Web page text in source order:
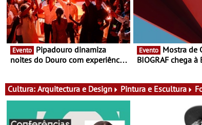
Evento
noites do Douro com experiência
Evento
BIOGRAF chega à
práticas artísticas
Cultura: Arquitectura e Design Pintura e Escultura